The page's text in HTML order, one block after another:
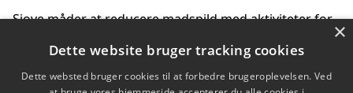
Sjove måder at reducere madspild med aktiviteter for
Hvor finder jeg nemme måltidskasser i Vejle
×
Dette website bruger tracking cookies
Dette websted bruger cookies til at forbedre brugeroplevelsen. Ved